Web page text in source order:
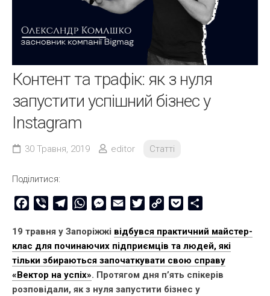
Контент та трафік: як з нуля
запустити успішний бізнес у
Instagram
30 Травня, 2019 editor Статті
Поділитися:
Facebook
Viber TelegramWhatsAppMessenger
Email TwitterCopy
Pocket
19 травня у Запоріжжі відбувся практичний майстер-
клас для починаючих підприємців та людей, які
тільки збираються започаткувати свою справу
«Вектор на успіх». Протягом дня п’ять спікерів
розповідали, як з нуля запустити бізнес у